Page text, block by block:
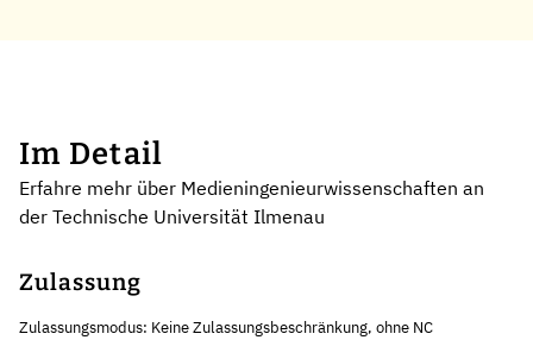
Im Detail
Erfahre mehr über Medieningenieurwissenschaften an
der Technische Universität Ilmenau
Zulassung
Zulassungsmodus: Keine Zulassungsbeschränkung, ohne NC